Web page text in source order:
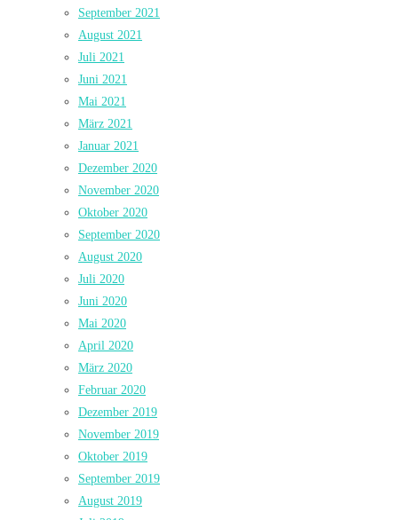
September 2021
August 2021
Juli 2021
Juni 2021
Mai 2021
März 2021
Januar 2021
Dezember 2020
November 2020
Oktober 2020
September 2020
August 2020
Juli 2020
Juni 2020
Mai 2020
April 2020
März 2020
Februar 2020
Dezember 2019
November 2019
Oktober 2019
September 2019
August 2019